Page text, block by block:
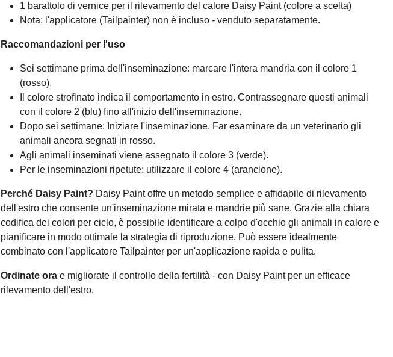
1 barattolo di vernice per il rilevamento del calore Daisy Paint (colore a scelta)
Nota: l'applicatore (Tailpainter) non è incluso - venduto separatamente.
Raccomandazioni per l'uso
Sei settimane prima dell'inseminazione: marcare l'intera mandria con il colore 1
(rosso).
Il colore strofinato indica il comportamento in estro. Contrassegnare questi animali
con il colore 2 (blu) fino all'inizio dell'inseminazione.
Dopo sei settimane: Iniziare l'inseminazione. Far esaminare da un veterinario gli
animali ancora segnati in rosso.
Agli animali inseminati viene assegnato il colore 3 (verde).
Per le inseminazioni ripetute: utilizzare il colore 4 (arancione).
Perché Daisy Paint? Daisy Paint offre un metodo semplice e affidabile di rilevamento
dell'estro che consente un'inseminazione mirata e mandrie più sane. Grazie alla chiara
codifica dei colori per ciclo, è possibile identificare a colpo d'occhio gli animali in calore e
pianificare in modo ottimale la strategia di riproduzione. Può essere idealmente
combinato con l'applicatore Tailpainter per un'applicazione rapida e pulita.
Ordinate ora e migliorate il controllo della fertilità - con Daisy Paint per un efficace
rilevamento dell'estro.